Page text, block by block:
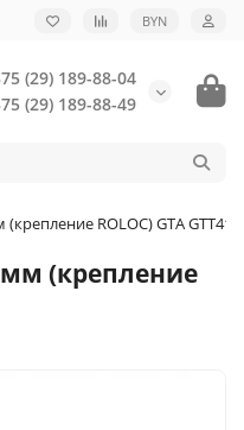
BYN
(29) 189-88-04
(29) 189-88-49
ROLOC) GTA
мм (крепление